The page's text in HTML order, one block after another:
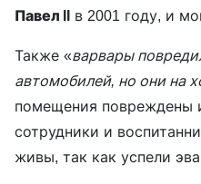
Павел II в 2001 году, и
Также «варвары
автомобилей, но они на
помещения повреждены
сотрудники и
живы, так как успели